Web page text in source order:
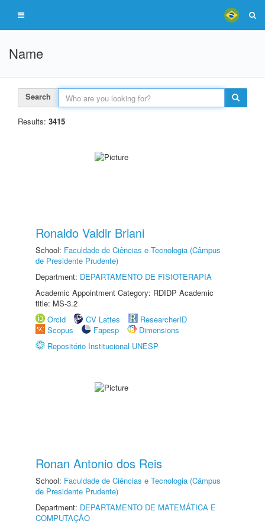
Name
Search
Results: 3415
Ronaldo Valdir Briani
School: Faculdade de Ciências e Tecnologia (Câmpus
de Presidente Prudente)
Department: DEPARTAMENTO DE FISIOTERAPIA
Academic Appointment Category: RDIDP Academic
title: MS-3.2
Orcid
CV Lattes
ResearcherID
Scopus
Fapesp
Dimensions
Repositório Institucional UNESP
Ronan Antonio dos Reis
School: Faculdade de Ciências e Tecnologia (Câmpus
de Presidente Prudente)
Department: DEPARTAMENTO DE MATEMÁTICA E
COMPUTAÇÃO